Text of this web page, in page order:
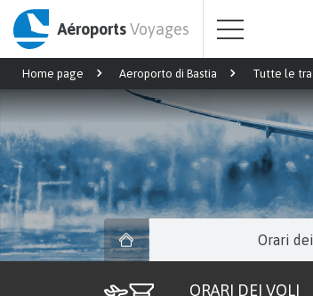
AéroportsVoyages
Home page Aeroporto di Bastia Tutte le
Orari
ORARI DEI VOLI